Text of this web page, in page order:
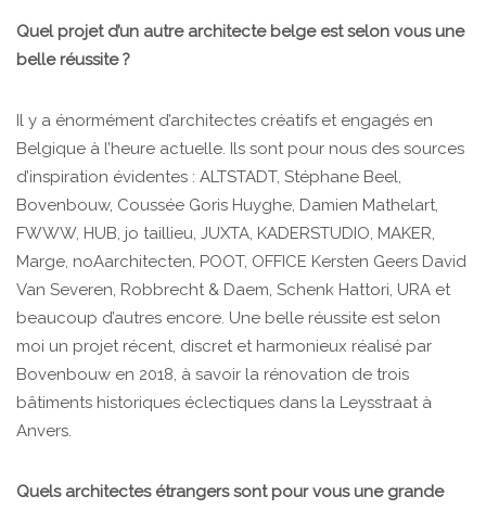
Quel projet d’un autre architecte belge est selon vous une
belle réussite ?
Il y a énormément d’architectes créatifs et engagés en
Belgique à l’heure actuelle. Ils sont pour nous des sources
d’inspiration évidentes : ALTSTADT, Stéphane Beel,
Bovenbouw, Coussée Goris Huyghe, Damien Mathelart,
FWWW, HUB, jo taillieu, JUXTA, KADERSTUDIO, MAKER,
Marge, noAarchitecten, POOT, OFFICE Kersten Geers David
Van Severen, Robbrecht & Daem, Schenk Hattori, URA et
beaucoup d’autres encore. Une belle réussite est selon
moi un projet récent, discret et harmonieux réalisé par
Bovenbouw en 2018, à savoir la rénovation de trois
bâtiments historiques éclectiques dans la Leysstraat à
Anvers.
Quels architectes étrangers sont pour vous une grande